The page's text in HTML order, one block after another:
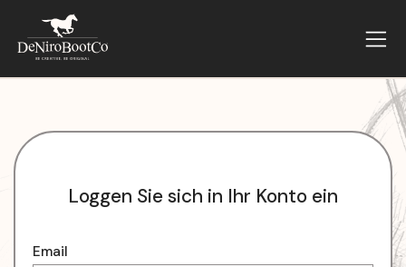
Loggen Sie sich in Ihr Konto ein
Email